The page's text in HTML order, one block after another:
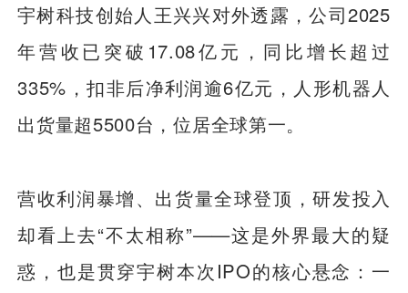
宇树科技创始人王兴兴对外透露，公司2025
年营收已突破17.08亿元，同比增长超过
335%，扣非后净利润逾6亿元，人形机器人
出货量超5500台，位居全球第一。
营收利润暴增、出货量全球登顶，研发投入
却看上去“不太相称”——这是外界最大的疑
惑，也是贯穿宇树本次IPO的核心悬念：一